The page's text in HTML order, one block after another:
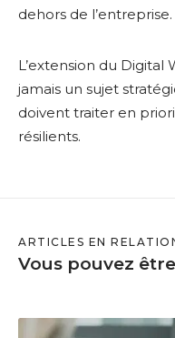
dehors de l’entreprise.
L’extension du
jamais un sujet
doivent traiter en
résilients.
ARTICLES EN
Vous pouvez